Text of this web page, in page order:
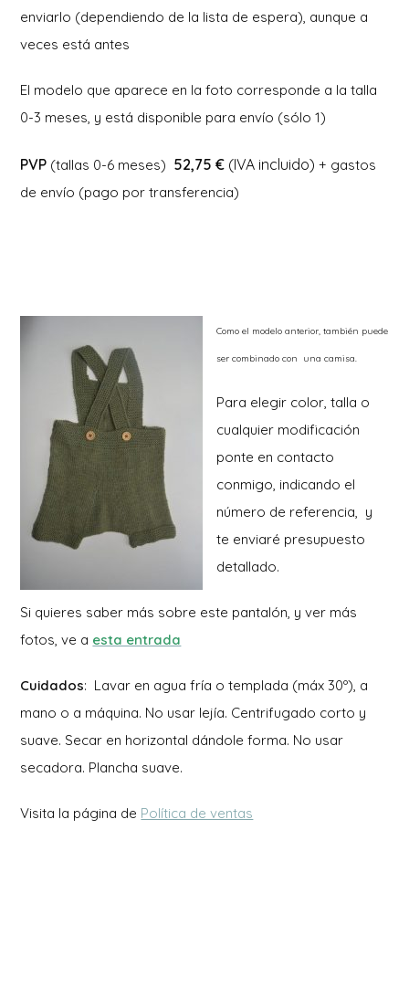
enviarlo (dependiendo de la lista de espera), aunque a
veces está antes
El modelo que aparece en la foto corresponde a la talla
0-3 meses, y está disponible para envío (sólo 1)
PVP (tallas 0-6 meses) 52,75 € (IVA incluido) + gastos
de envío (pago por transferencia)
Como el modelo anterior, también puede
ser combinado con una camisa.
Para elegir color, talla o
cualquier modificación
ponte en contacto
conmigo, indicando el
número de referencia, y
te enviaré presupuesto
detallado.
Si quieres saber más sobre este pantalón, y ver más
fotos, ve a esta entrada
Cuidados: Lavar en agua fría o templada (máx 30º), a
mano o a máquina. No usar lejía. Centrifugado corto y
suave. Secar en horizontal dándole forma. No usar
secadora. Plancha suave.
Visita la página de Política de ventas